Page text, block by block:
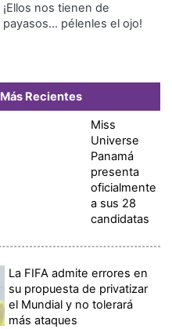
¡Ellos nos tienen de
payasos… pélenles el ojo!
Más Recientes
Miss
Universe
Panamá
presenta
oficialmente
a sus 28
candidatas
La FIFA admite errores en
su propuesta de privatizar
el Mundial y no tolerará
más ataques